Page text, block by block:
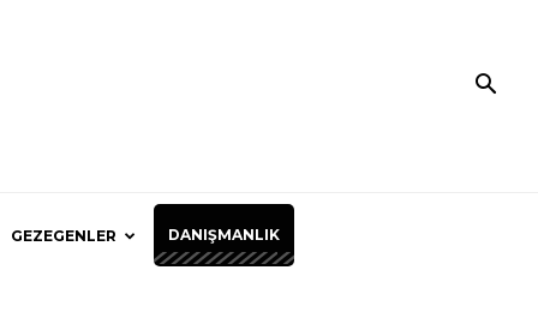
GEZEGENLER DANIŞMANLIK